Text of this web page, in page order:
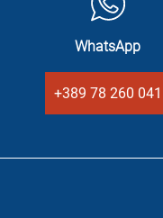
WhatsApp
+389 78 260 041